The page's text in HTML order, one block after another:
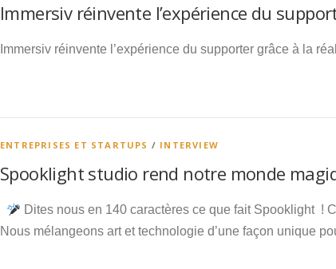
Immersiv réinvente l’expérience du
Immersiv réinvente l’expérience du supporter grâce à la
ENTREPRISES ET STARTUPS / INTERVIEW
Spooklight studio rend notre monde
Dites nous en 140 caractères ce que fait Spooklight !
Nous mélangeons art et technologie d’une façon unique